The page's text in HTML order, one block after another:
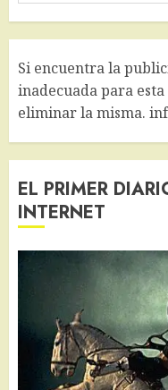
Si encuentra la
inadecuada para
eliminar la misma.
EL PRIMER
INTERNET